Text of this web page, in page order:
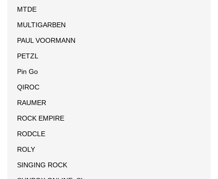
MTDE
MULTIGARBEN
PAUL VOORMANN
PETZL
Pin Go
QIROC
RAUMER
ROCK EMPIRE
RODCLE
ROLY
SINGING ROCK